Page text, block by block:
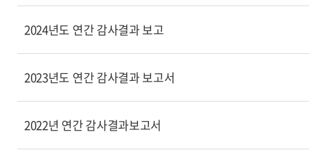
2024년도 연간 감사결과 보고
2023년도 연간 감사결과 보고서
2022년 연간 감사결과보고서